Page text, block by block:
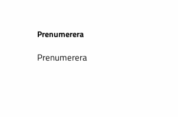
Prenumerera
Prenumerera